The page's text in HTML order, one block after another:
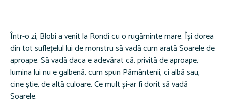
Într-o zi, Blobi a venit la Rondi cu o rugăminte mare. Își dorea
din tot suflețelul lui de monstru să vadă cum arată Soarele de
aproape. Să vadă daca e adevărat că, privită de aproape,
lumina lui nu e galbenă, cum spun Pământenii, ci albă sau,
cine știe, de altă culoare. Ce mult și-ar fi dorit să vadă
Soarele.